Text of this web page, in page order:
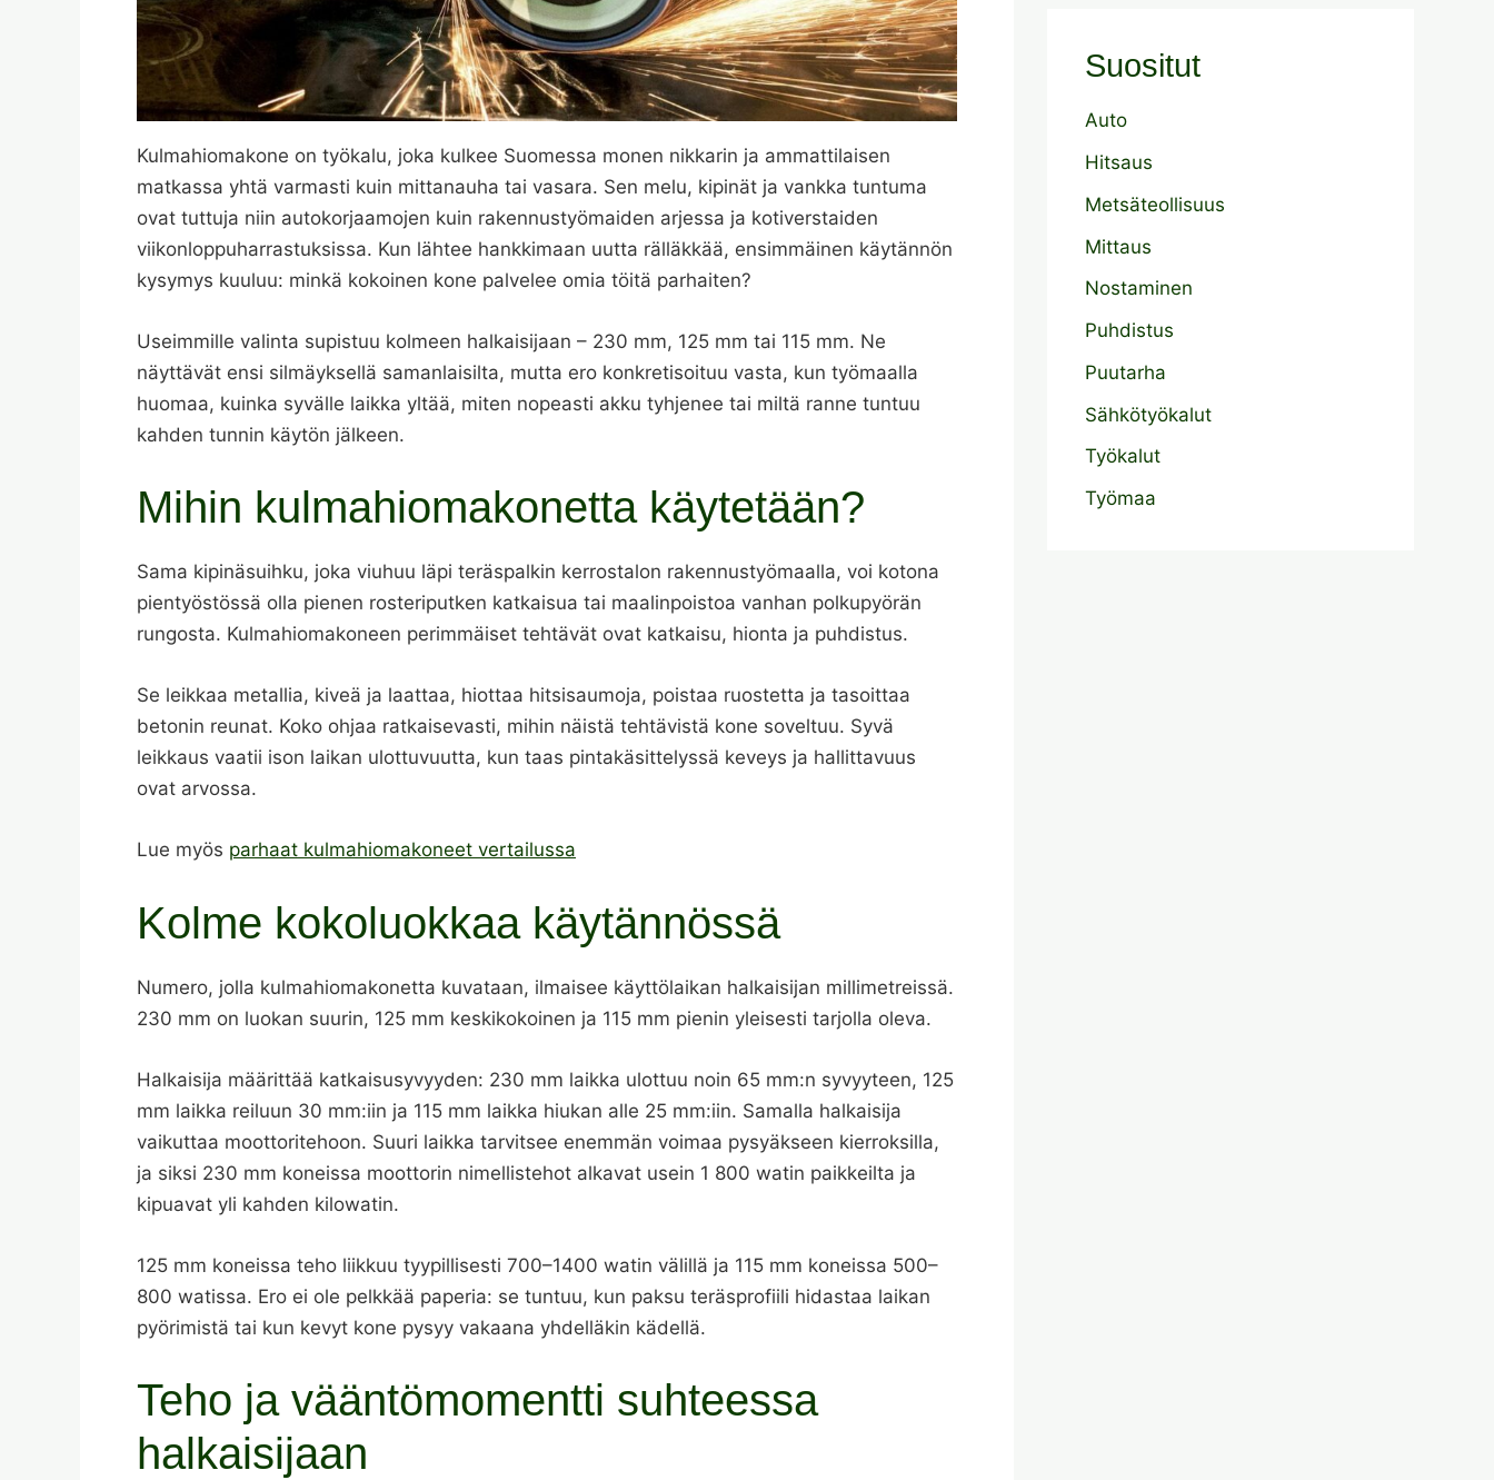
Kulmahiomakone on työkalu, joka kulkee Suomessa monen nikkarin ja ammattilaisen
matkassa yhtä varmasti kuin mittanauha tai vasara. Sen melu, kipinät ja vankka tuntuma
ovat tuttuja niin autokorjaamojen kuin rakennustyömaiden arjessa ja kotiverstaiden
viikonloppuharrastuksissa. Kun lähtee hankkimaan uutta rälläkkää, ensimmäinen käytännön
kysymys kuuluu: minkä kokoinen kone palvelee omia töitä parhaiten?
Useimmille valinta supistuu kolmeen halkaisijaan – 230 mm, 125 mm tai 115 mm. Ne
näyttävät ensi silmäyksellä samanlaisilta, mutta ero konkretisoituu vasta, kun työmaalla
huomaa, kuinka syvälle laikka yltää, miten nopeasti akku tyhjenee tai miltä ranne tuntuu
kahden tunnin käytön jälkeen.
Mihin kulmahiomakonetta käytetään?
Sama kipinäsuihku, joka viuhuu läpi teräspalkin kerrostalon rakennustyömaalla, voi kotona
pientyöstössä olla pienen rosteriputken katkaisua tai maalinpoistoa vanhan polkupyörän
rungosta. Kulmahiomakoneen perimmäiset tehtävät ovat katkaisu, hionta ja puhdistus.
Se leikkaa metallia, kiveä ja laattaa, hiottaa hitsisaumoja, poistaa ruostetta ja tasoittaa
betonin reunat. Koko ohjaa ratkaisevasti, mihin näistä tehtävistä kone soveltuu. Syvä
leikkaus vaatii ison laikan ulottuvuutta, kun taas pintakäsittelyssä keveys ja hallittavuus
ovat arvossa.
Lue myös parhaat kulmahiomakoneet vertailussa
Kolme kokoluokkaa käytännössä
Numero, jolla kulmahiomakonetta kuvataan, ilmaisee käyttölaikan halkaisijan millimetreissä.
230 mm on luokan suurin, 125 mm keskikokoinen ja 115 mm pienin yleisesti tarjolla oleva.
Halkaisija määrittää katkaisusyvyyden: 230 mm laikka ulottuu noin 65 mm:n syvyyteen, 125
mm laikka reiluun 30 mm:iin ja 115 mm laikka hiukan alle 25 mm:iin. Samalla halkaisija
vaikuttaa moottoritehoon. Suuri laikka tarvitsee enemmän voimaa pysyäkseen kierroksilla,
ja siksi 230 mm koneissa moottorin nimellistehot alkavat usein 1 800 watin paikkeilta ja
kipuavat yli kahden kilowatin.
125 mm koneissa teho liikkuu tyypillisesti 700–1400 watin välillä ja 115 mm koneissa 500–
800 watissa. Ero ei ole pelkkää paperia: se tuntuu, kun paksu teräsprofiili hidastaa laikan
pyörimistä tai kun kevyt kone pysyy vakaana yhdelläkin kädellä.
Teho ja vääntömomentti suhteessa
halkaisijaan
Suositut
Auto
Hitsaus
Metsäteollisuus
Mittaus
Nostaminen
Puhdistus
Puutarha
Sähkötyökalut
Työkalut
Työmaa